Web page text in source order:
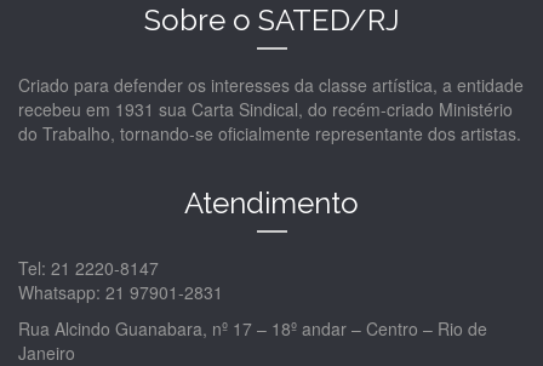
Sobre o SATED/RJ
Criado para defender os interesses da classe artística, a entidade
recebeu em 1931 sua Carta Sindical, do recém-criado Ministério
do Trabalho, tornando-se oficialmente representante dos artistas.
Atendimento
Tel: 21 2220-8147
Whatsapp: 21 97901-2831
Rua Alcindo Guanabara, nº 17 – 18º andar – Centro – Rio de
Janeiro